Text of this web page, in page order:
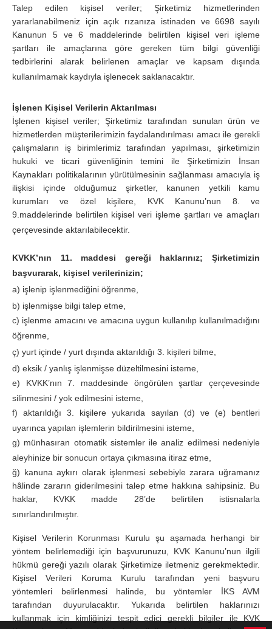
Talep edilen kişisel veriler; Şirketimiz hizmetlerinden
yararlanabilmeniz için açık rızanıza istinaden ve 6698 sayılı
Kanunun 5 ve 6 maddelerinde belirtilen kişisel veri işleme
şartları ile amaçlarına göre gereken tüm bilgi güvenliği
tedbirlerini alarak belirlenen amaçlar ve kapsam dışında
kullanılmamak kaydıyla işlenecek saklanacaktır.
İşlenen Kişisel Verilerin Aktarılması
İşlenen kişisel veriler; Şirketimiz tarafından sunulan ürün ve
hizmetlerden müşterilerimizin faydalandırılması amacı ile gerekli
çalışmaların iş birimlerimiz tarafından yapılması, şirketimizin
hukuki ve ticari güvenliğinin temini ile Şirketimizin İnsan
Kaynakları politikalarının yürütülmesinin sağlanması amacıyla iş
ilişkisi içinde olduğumuz şirketler, kanunen yetkili kamu
kurumları ve özel kişilere, KVK Kanunu’nun 8. ve
9.maddelerinde belirtilen kişisel veri işleme şartları ve amaçları
çerçevesinde aktarılabilecektir.
KVKK’nın 11. maddesi gereği haklarınız; Şirketimizin
başvurarak, kişisel verilerinizin;
a) işlenip işlenmediğini öğrenme,
b) işlenmişse bilgi talep etme,
c) işlenme amacını ve amacına uygun kullanılıp kullanılmadığını
öğrenme,
ç) yurt içinde / yurt dışında aktarıldığı 3. kişileri bilme,
d) eksik / yanlış işlenmişse düzeltilmesini isteme,
e) KVKK’nın 7. maddesinde öngörülen şartlar çerçevesinde
silinmesini / yok edilmesini isteme,
f) aktarıldığı 3. kişilere yukarıda sayılan (d) ve (e) bentleri
uyarınca yapılan işlemlerin bildirilmesini isteme,
g) münhasıran otomatik sistemler ile analiz edilmesi nedeniyle
aleyhinize bir sonucun ortaya çıkmasına itiraz etme,
ğ) kanuna aykırı olarak işlenmesi sebebiyle zarara uğramanız
hâlinde zararın giderilmesini talep etme hakkına sahipsiniz. Bu
haklar, KVKK madde 28’de belirtilen istisnalarla
sınırlandırılmıştır.
Kişisel Verilerin Korunması Kurulu şu aşamada herhangi bir
yöntem belirlemediği için başvurunuzu, KVK Kanunu’nun ilgili
hükmü gereği yazılı olarak Şirketimize iletmeniz gerekmektedir.
Kişisel Verileri Koruma Kurulu tarafından yeni başvuru
yöntemleri belirlenmesi halinde, bu yöntemler İKS AVM
tarafından duyurulacaktır. Yukarıda belirtilen haklarınızı
kullanmak için kimliğinizi tespit edici gerekli bilgiler ile KVK